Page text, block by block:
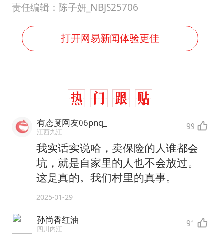
责任编辑：陈子妍_NBJS25706
打开网易新闻体验更佳
有态度网友06pnq_
江西九江 99
我实话实说哈，卖保险的人谁都会
坑，就是自家里的人也不会放过。
这是真的。我们村里的真事。
2025-01-29
孙尚香红油
四川内江 91